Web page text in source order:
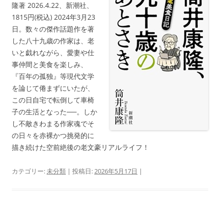
隆著 2026.4.22、新潮社、
1815円(税込) 2024年3月23
日。数々の傑作話題作を著
した八十九歳の作家は、老
いと戯れながら、愛妻や仕
事仲間と美食を楽しみ、
『百年の孤独』等現代文学
を論じて倦まずにいたが、
この日自宅で転倒して車椅
子の生活となった──。しか
し不敵きわまる作家魂でそ
の日々を赤裸かつ挑発的に
描き続けた空前絶後の老文豪リアルライフ！
カテゴリー:未分類 | 投稿日:2026年5月17日 |